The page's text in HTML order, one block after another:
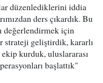
düzenlediklerini iddia
ders çıkardık. Bu
değerlendirmek için
strateji geliştirdik, kararlı
kurduk, uluslararası
başlattık"